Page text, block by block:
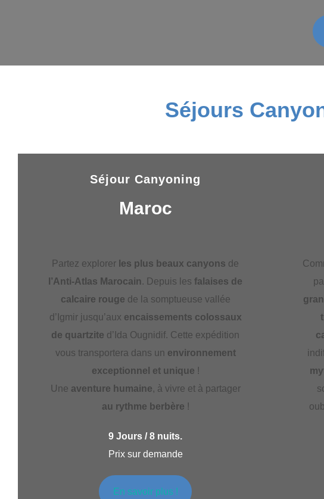
Séjours
Séjour Canyoning
Maroc
Partez explorer les plus beaux canyons de
l’Anti-Atlas Marocain. Depuis les falaises de
calcaire rouge de la somptueuse vallée
d’Igmir jusqu’aux encaissements colossaux
de quartzite d’Ida Ougnidif. Cette expédition
vous transportera dans un environnement
exceptionnel et unique !
Une aventure humaine, à vivre et à partager
au rythme berbère !
9 Jours / 8 nuits.
Prix sur demande
En savoir plus !